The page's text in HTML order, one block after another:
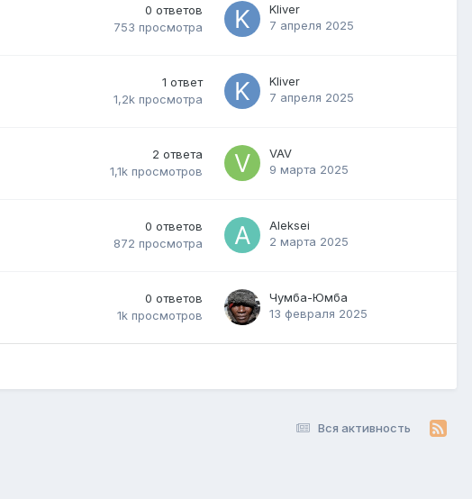
0 ответов
753 просмотра
Kliver
7 апреля 2025
1 ответ
1,2k просмотра
Kliver
7 апреля 2025
2 ответа
1,1k просмотров
VAV
9 марта 2025
0 ответов
872 просмотра
Aleksei
2 марта 2025
0 ответов
1k просмотров
Чумба-Юмба
13 февраля 2025
Вся активность